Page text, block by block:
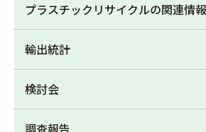
プラスチックリサイクルの関連情報
輸出統計
検討会
調査報告